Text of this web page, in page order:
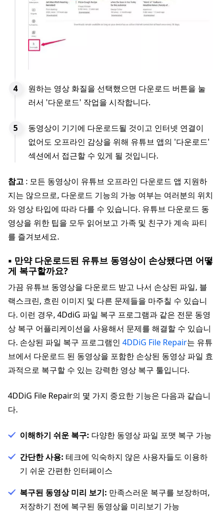
원하는 영상 화질을 선택했으면 다운로드 버튼을 눌
러서 '다운로드' 작업을 시작합니다.
동영상이 기기에 다운로드될 것이고 인터넷 연결이
없어도 오프라인 감상을 위해 유튜브 앱의 '다운로드'
섹션에서 접근할 수 있게 될 것입니다.
참고 : 모든 동영상이 유튜브 오프라인 다운로드 앱 지원하
지는 않으므로, 다운로드 기능의 가능 여부는 여러분의 위치
와 영상 타입에 따라 다를 수 있습니다. 유튜브 다운로드 동
영상을 위한 팁을 모두 읽어보고 가족 및 친구가 계속 파티
를 즐겨보세요.
▪ 만약 다운로드된 유튜브 동영상이 손상됐다면 어떻
게 복구할까요?
가끔 유튜브 동영상을 다운로드 받고 나서 손상된 파일, 블
랙스크린, 흐린 이미지 및 다른 문제들을 마주칠 수 있습니
다. 이런 경우, 4DdiG 파일 복구 프로그램과 같은 전문 동영
상 복구 어플리케이션을 사용해서 문제를 해결할 수 있습니
다. 손상된 파일 복구 프로그램인 4DDiG File Repair는 유튜
브에서 다운로드 된 동영상을 포함한 손상된 동영상 파일 효
과적으로 복구할 수 있는 강력한 영상 복구 툴입니다.
4DDiG File Repair의 몇 가지 중요한 기능은 다음과 같습니
다.
이해하기 쉬운 복구: 다양한 동영상 파일 포맷 복구 가능
간단한 사용: 테크에 익숙하지 않은 사용자들도 이용하
기 쉬운 간편한 인터페이스
복구된 동영상 미리 보기: 만족스러운 복구를 보장하며,
저장하기 전에 복구된 동영상을 미리보기 가능